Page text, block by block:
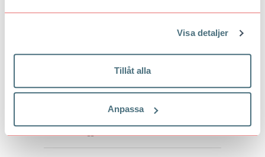
Visa detaljer
Tillåt alla
Anpassa
utanför Umeå har utsetts till Årets industriminne.
minst besökta
trängsel - men kanske lite
Sverige finns flera platser